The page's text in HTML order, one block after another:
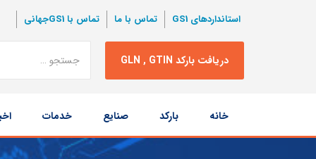
استانداردهای GS1 تماس با ما تماس با GS1جهانی
دریافت بارکد GLN , GTIN
نتبجه
جستجو
محتوا
خانه بارکد صنایع خدمات